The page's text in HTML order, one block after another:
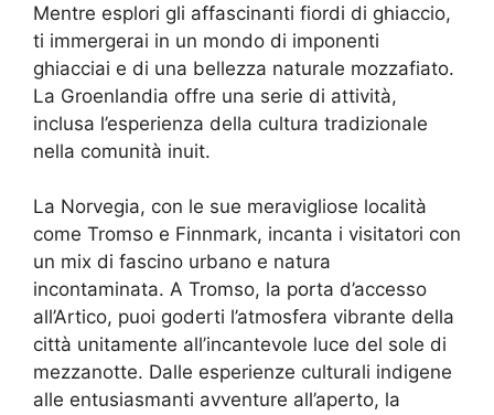
Mentre esplori gli affascinanti fiordi di ghiaccio,
ti immergerai in un mondo di imponenti
ghiacciai e di una bellezza naturale mozzafiato.
La Groenlandia offre una serie di attività,
inclusa l’esperienza della cultura tradizionale
nella comunità inuit.
La Norvegia, con le sue meravigliose località
come Tromso e Finnmark, incanta i visitatori con
un mix di fascino urbano e natura
incontaminata. A Tromso, la porta d’accesso
all’Artico, puoi goderti l’atmosfera vibrante della
città unitamente all’incantevole luce del sole di
mezzanotte. Dalle esperienze culturali indigene
alle entusiasmanti avventure all’aperto, la